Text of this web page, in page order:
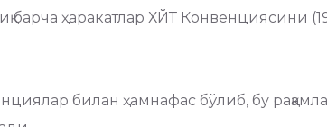
барча ҳаракатлар ХЙТ Конвенциясини
билан ҳамнафас бўлиб, бу